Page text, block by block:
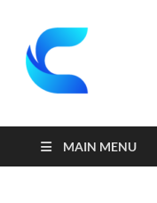
MAIN MENU